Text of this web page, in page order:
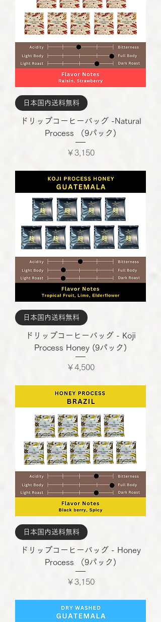
日本国内送料無料
ドリップコーヒーバッグ -Natural
Process （9パック)
価格
￥3,150
日本国内送料無料
ドリップコーヒーバッグ - Koji
Process Honey (9パック)
価格
￥4,500
日本国内送料無料
ドリップコーヒーバッグ - Honey
Process （9パック)
価格
￥3,150